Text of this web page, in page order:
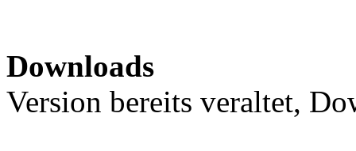
Downloads
Version bereits veraltet,